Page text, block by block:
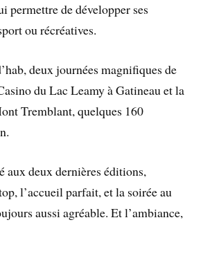
permettre de développer ses
ou récréatives.
deux journées magnifiques de
du Lac Leamy à Gatineau et la
Tremblant, quelques 160
aux deux dernières éditions,
l’accueil parfait, et la soirée au
aussi agréable. Et l’ambiance,